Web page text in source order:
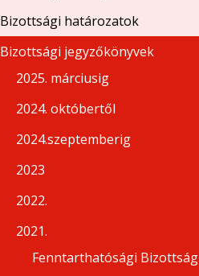
Bizottsági határozatok
Bizottsági jegyzőkönyvek
2025. márciusig
2024. októbertől
2024.szeptemberig
2023
2022.
2021.
Fenntarthatósági Bizottság